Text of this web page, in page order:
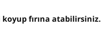
fırına atabilirsiniz.